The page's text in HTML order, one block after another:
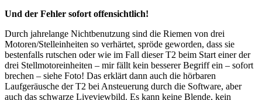
Und der Fehler sofort offensichtlich!
Durch jahrelange Nichtbenutzung sind die Riemen von drei
Motoren/Stelleinheiten so verhärtet, spröde geworden, dass sie
bestenfalls rutschen oder wie im Fall dieser T2 beim Start einer der
drei Stellmotoreinheiten – mir fällt kein besserer Begriff ein – sofort
brechen – siehe Foto! Das erklärt dann auch die hörbaren
Laufgeräusche der T2 bei Ansteuerung durch die Software, aber
auch das schwarze Liveviewbild. Es kann keine Blende, kein